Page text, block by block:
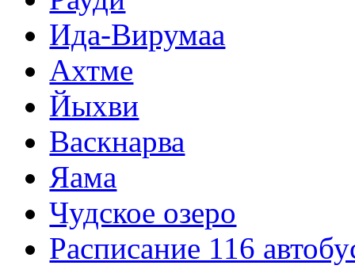
Ида-Вирумаа
Ахтме
Йыхви
Васкнарва
Яама
Чудское озеро
Расписание 116